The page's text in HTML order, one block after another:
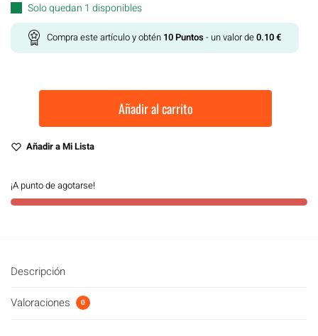
Solo quedan 1 disponibles
Compra este artículo y obtén 10Puntos - un valor de0.10€
Añadir al carrito
Añadir a Mi Lista
¡A punto de agotarse!
Descripción
Valoraciones 0